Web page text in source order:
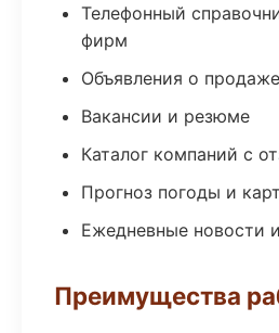
Телефонный
фирм
Объявления о
Вакансии и резюме
Каталог компаний с
Прогноз погоды и
Ежедневные новости
Преимущества